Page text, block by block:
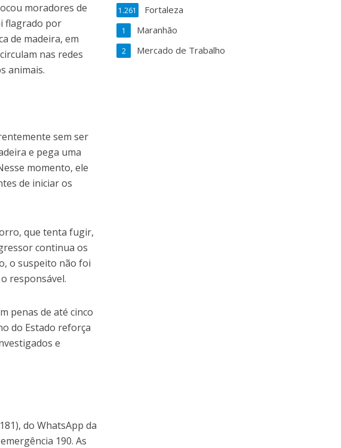
moradores de
flagrado por
de madeira, em
nas redes
animais.
sem ser
e pega uma
momento, ele
de iniciar os
que tenta fugir,
continua os
o suspeito não foi
responsável.
penas de até cinco
do Estado reforça
e
do WhatsApp da
190. As
Fortaleza
1.261
Maranhão
1
Mercado de Trabalho
2